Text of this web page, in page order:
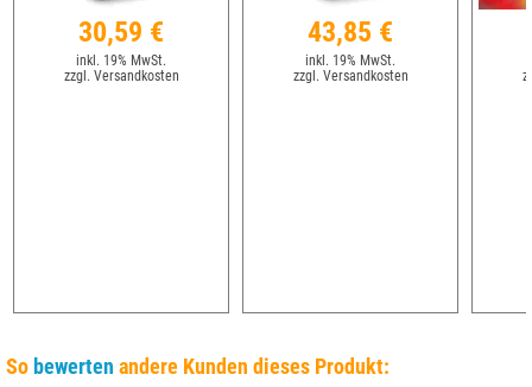
30,59 €
inkl. 19% MwSt.
zzgl. Versandkosten
43,85 €
inkl. 19% MwSt.
zzgl. Versandkosten
So bewerten andere Kunden dieses Produkt: